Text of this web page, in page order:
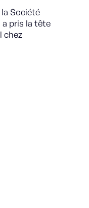
Société
a pris la tête
chez